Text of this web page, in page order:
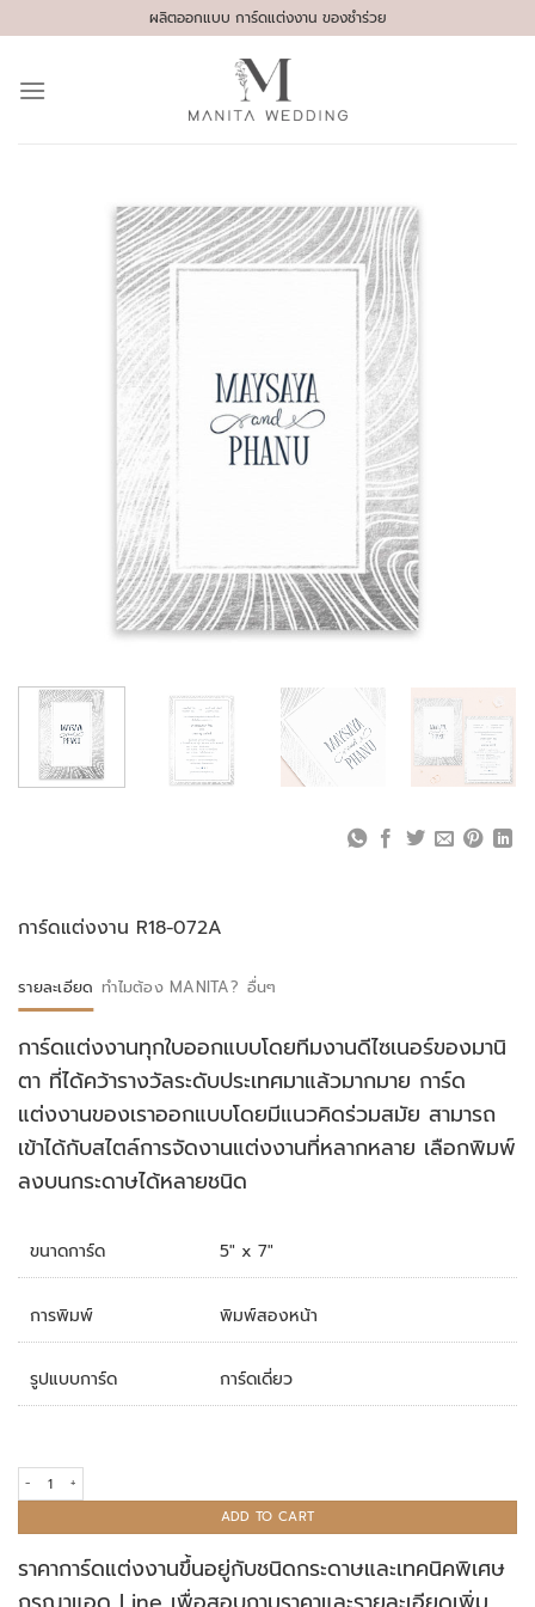
to
ผลิตออกแบบ การ์ดแต่งงาน ของชำร่วย
การ์ดแต่งงาน R18-072A
รายละเอียด ทำไมต้อง MANITA? อื่นๆ
การ์ดแต่งงานทุกใบออกแบบโดยทีมงานดีไซเนอร์ของมานิ
ตา ที่ได้คว้ารางวัลระดับประเทศมาแล้วมากมาย การ์ด
แต่งงานของเราออกแบบโดยมีแนวคิดร่วมสมัย สามารถ
เข้าได้กับสไตล์การจัดงานแต่งงานที่หลากหลาย เลือกพิมพ์
ลงบนกระดาษได้หลายชนิด
ขนาดการ์ด 5" x 7"
การพิมพ์ พิมพ์สองหน้า
รูปแบบการ์ด การ์ดเดี่ยว
การ์ดแต่งงาน R18-072A quantity
ADD TO CART
ราคาการ์ดแต่งงานขึ้นอยู่กับชนิดกระดาษและเทคนิคพิเศษ